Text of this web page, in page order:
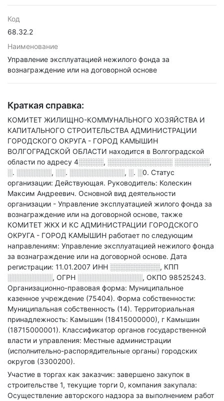
Код
68.32.2
Наименование
Управление эксплуатацией нежилого фонда за
вознаграждение или на договорной основе
Краткая справка:
КОМИТЕТ ЖИЛИЩНО-КОММУНАЛЬНОГО ХОЗЯЙСТВА И
КАПИТАЛЬНОГО СТРОИТЕЛЬСТВА АДМИНИСТРАЦИИ
ГОРОДСКОГО ОКРУГА - ГОРОД КАМЫШИН
ВОЛГОГРАДСКОЙ ОБЛАСТИ находится в Волгоградской
области по адресу 4░░░░░, ░░░░░░░░░░░░░ ░░░░░░░,
░. ░░░░░░░, ░░. ░░░░░░░░░░░, ░. ░0. Статус
организации: Действующая. Руководитель: Колескин
Максим Андреевич. Основной вид деятельности
организации - Управление эксплуатацией жилого фонда за
вознаграждение или на договорной основе, также
КОМИТЕТ ЖКХ И КС АДМИНИСТРАЦИИ ГОРОДСКОГО
ОКРУГА - ГОРОД КАМЫШИН работает по следующим
направлениям: Управление эксплуатацией нежилого фонда
за вознаграждение или на договорной основе. Дата
регистрации: 11.01.2007 ИНН ░░░░░░░░░░, КПП
░░░░░░░░░, ОГРН ░░░░░░░░░░░░░, ОКПО 98525243.
Организационно-правовая форма: Муниципальное
казенное учреждение (75404). Форма собственности:
Муниципальная собственность (14). Территориальная
принадлежность: Камышин (18415000000), г Камышин
(18715000001). Классификатор органов государственной
власти и управления: Местные администрации
(исполнительно-распорядительные органы) городских
округов (3300200).
Участие в торгах как заказчик: завершено закупок в
строительстве 1, текущие торги 0, компания закупала:
Осуществление авторского надзора за выполнением работ